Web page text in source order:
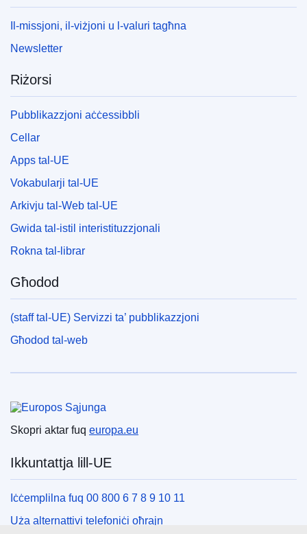
Il-missjoni, il-viżjoni u l-valuri tagħna
Newsletter
Riżorsi
Pubblikazzjoni aċċessibbli
Cellar
Apps tal-UE
Vokabularji tal-UE
Arkivju tal-Web tal-UE
Gwida tal-istil interistituzzjonali
Rokna tal-librar
Għodod
(staff tal-UE) Servizzi ta’ pubblikazzjoni
Għodod tal-web
Skopri aktar fuq europa.eu
Ikkuntattja lill-UE
Iċċemplilna fuq 00 800 6 7 8 9 10 11
Uża alternattivi telefoniċi oħrajn